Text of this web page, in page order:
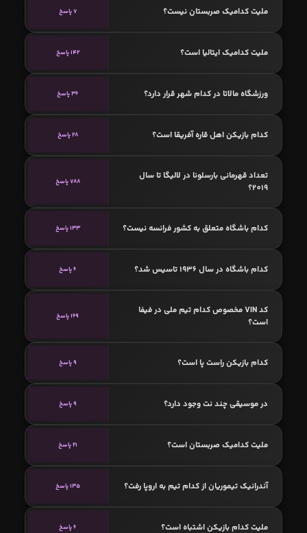
ملیت کدامیک صربستان نیست؟ 7 پاسخ
ملیت کدامیک ایتالیا است؟ 142 پاسخ
ورزشگاه مالاتا در کدام شهر قرار دارد؟ 36 پاسخ
کدام بازیکن اهل قاره آفریقا است؟ 28 پاسخ
تعداد قهرمانی بارسلونا در لالیگا تا سال
2019؟
788 پاسخ
کدام باشگاه متعلق به کشور فرانسه نیست؟ 133 پاسخ
کدام باشگاه در سال 1936 تاسیس شد؟ 6 پاسخ
کد VIN مخصوص کدام تیم ملی در فیفا
است؟
169 پاسخ
کدام بازیکن راست پا است؟ 9 پاسخ
در موسیقی چند نت وجود دارد؟ 9 پاسخ
ملیت کدامیک صربستان است؟ 21 پاسخ
آندرانیک تیموریان از کدام تیم به اروپا رفت؟ 135 پاسخ
ملیت کدام بازیکن اشتباه است؟ 6 پاسخ